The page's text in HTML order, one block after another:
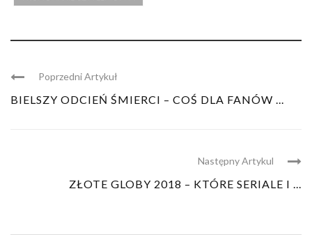
Poprzedni Artykuł
BIELSZY ODCIEŃ ŚMIERCI – COŚ DLA FANÓW ...
Następny Artykul
ZŁOTE GLOBY 2018 – KTÓRE SERIALE I ...